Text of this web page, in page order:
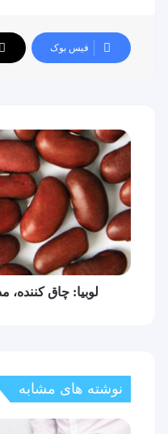
فیس بوک
لوبیا:
چاق
کننده،
مدر،
کمک
به
تقویت
میل
جنسی
لوبیا: چاق
نوشته های مشابه